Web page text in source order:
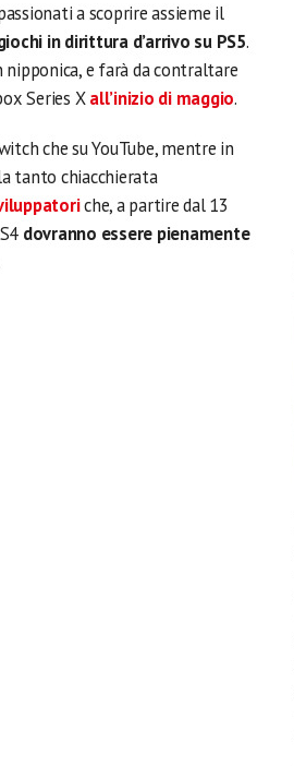
a scoprire assieme il
in dirittura d’arrivo su PS5.
nipponica, e farà da contraltare
Series Xall’inizio di maggio.
che su YouTube, mentre in
tanto chiacchierata
che, a partire dal 13
dovranno essere pienamente